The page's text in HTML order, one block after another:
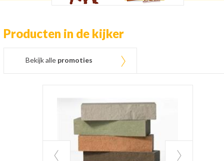
Producten in de kijker
Bekijk alle promoties